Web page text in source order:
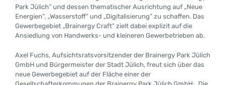
Park Jülich” und dessen thematischer Ausrichtung auf „Neue
Energien”, „Wasserstoff” und „Digitalisierung” zu schaffen. Das
Gewerbegebiet „Brainergy Craft” zielt dabei explizit auf die
Ansiedlung von Handwerks- und kleineren Gewerbetrieben ab.
Axel Fuchs, Aufsichtsratsvorsitzender der Brainergy Park Jülich
GmbH und Bürgermeister der Stadt Jülich, freut sich über das
neue Gewerbegebiet auf der Fläche einer der